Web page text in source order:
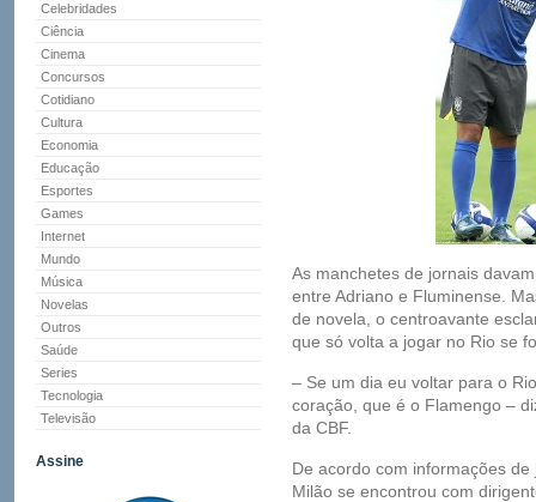
Celebridades
Ciência
Cinema
Concursos
Cotidiano
Cultura
Economia
Educação
Esportes
Games
Internet
Mundo
Música
Novelas
Outros
Saúde
Series
Tecnologia
Televisão
Assine
As manchetes de jornais
entre Adriano e Fluminense.
de novela, o centroavante
que só volta a jogar no Rio se
– Se um dia eu voltar para o
coração, que é o Flamengo –
da CBF.
De acordo com informações
Milão se encontrou com